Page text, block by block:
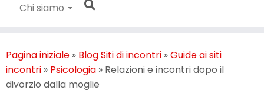
Chi siamo
Pagina iniziale » Blog Siti di incontri »Guide ai siti
incontri » Psicologia » Relazioni e incontri dopo il
divorzio dalla moglie